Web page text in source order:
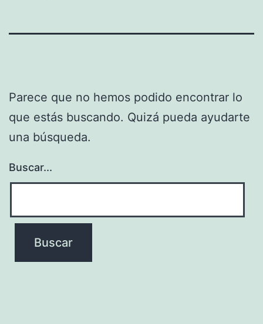
Parece que no hemos podido encontrar lo
que estás buscando. Quizá pueda ayudarte
una búsqueda.
Buscar...